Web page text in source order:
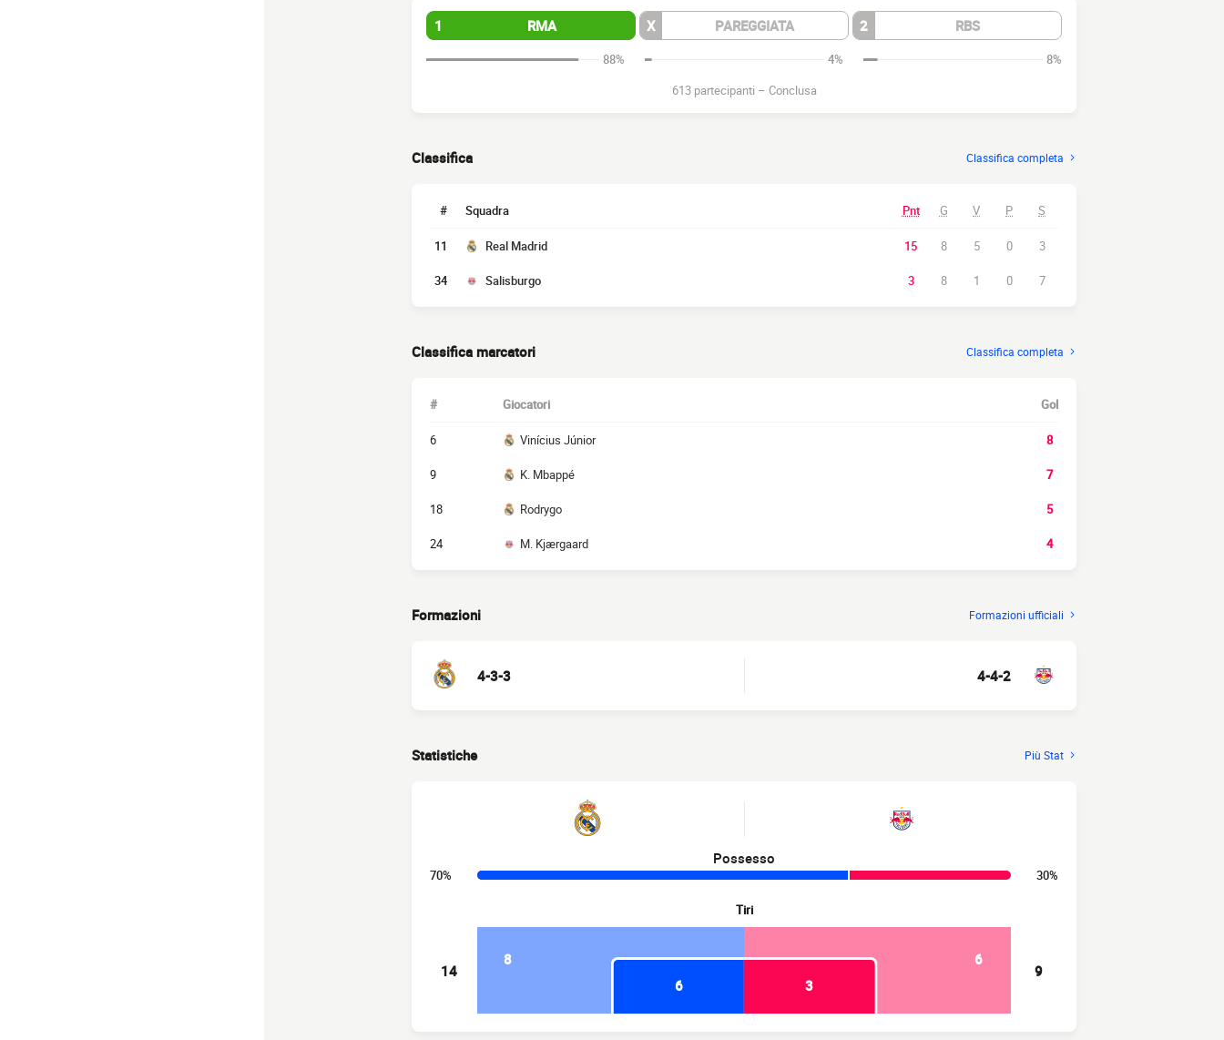
1 RMA X PAREGGIATA 2 RBS
88% 4%
8%
613 partecipanti – Conclusa
Classifica Classifica completa
# Squadra Pnt G V P S
11 Real Madrid 15 8 5 0 3
34 Salisburgo 3 8 1 0 7
Classifica marcatori Classifica completa
# Giocatori Gol
6 Vinícius Júnior 8
9 K. Mbappé 7
18 Rodrygo 5
24 M. Kjærgaard 4
Formazioni Formazioni ufficiali
4-3-3 4-4-2
Statistiche Più Stat
Possesso
70% 30%
Tiri
14
8
6
6
3
9